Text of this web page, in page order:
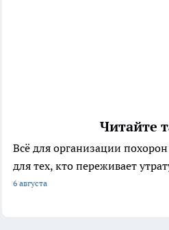
Читайте
Всё для организации
для тех, кто переживает
6 августа